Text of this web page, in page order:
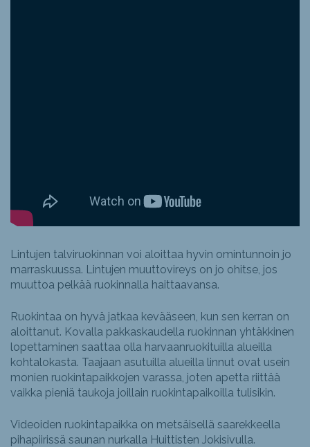
Lintujen talviruokinnan voi aloittaa hyvin omintunnoin jo
marraskuussa. Lintujen muuttovireys on jo ohitse, jos
muuttoa pelkää ruokinnalla haittaavansa.
Ruokintaa on hyvä jatkaa kevääseen, kun sen kerran on
aloittanut. Kovalla pakkaskaudella ruokinnan yhtäkkinen
lopettaminen saattaa olla harvaanruokituilla alueilla
kohtalokasta. Taajaan asutuilla alueilla linnut ovat usein
monien ruokintapaikkojen varassa, joten apetta riittää
vaikka pieniä taukoja joillain ruokintapaikoilla tulisikin.
Videoiden ruokintapaikka on metsäisellä saarekkeella
pihapiirissä saunan nurkalla Huittisten Jokisivulla.